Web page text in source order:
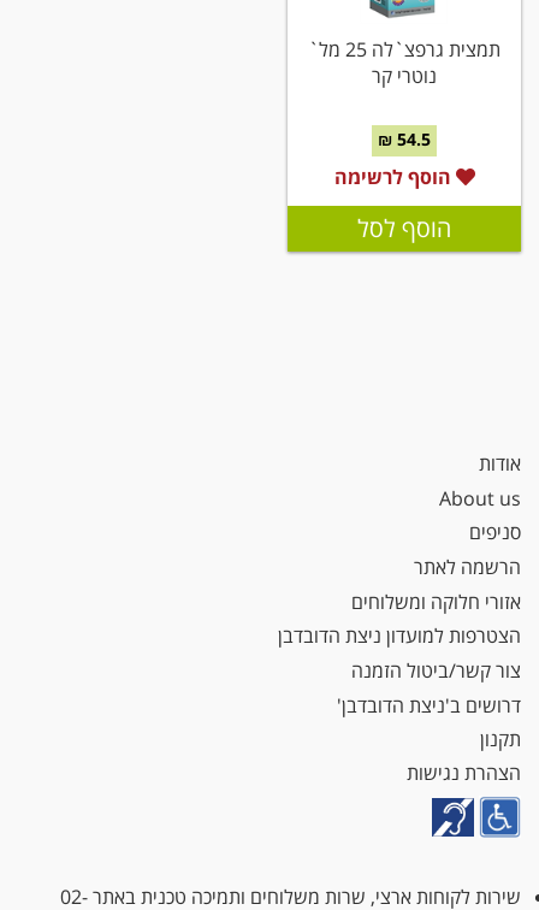
תמצית גרפצ`לה 25 מל`
נוטרי קר
54.5 ₪
הוסף לרשימה
הוסף לסל
אודות
About us
סניפים
הרשמה לאתר
אזורי חלוקה ומשלוחים
הצטרפות למועדון ניצת הדובדבן
צור קשר/ביטול הזמנה
דרושים ב'ניצת הדובדבן'
תקנון
הצהרת נגישות
שירות לקוחות ארצי, שרות משלוחים ותמיכה טכנית באתר02-